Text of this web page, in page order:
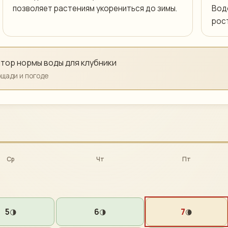
позволяет растениям укорениться до зимы.
нормы воды дляклубники
и погоде
Ср Чт Пт
5🌗 6🌗 7🌘